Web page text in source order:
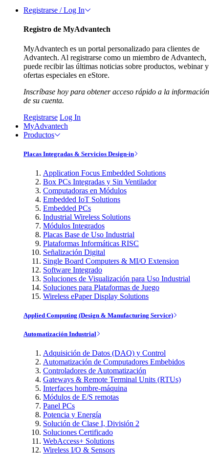
Registrarse / Log In
Registro de MyAdvantech
MyAdvantech es un portal personalizado para clientes de
Advantech. Al registrarse como un miembro de Advantech,
puede recibir las últimas noticias sobre productos, webinar y
ofertas especiales en eStore.
Inscríbase hoy para obtener acceso rápido a la información
de su cuenta.
Registrarse Log In
MyAdvantech
Productos
Placas Integradas & Servicios Design-in
Application Focus Embedded Solutions
Box PCs Integradas y Sin Ventilador
Computadoras en Módulos
Embedded IoT Solutions
Embedded PCs
Industrial Wireless Solutions
Módulos Integrados
Placas Base de Uso Industrial
Plataformas Informáticas RISC
Señalización Digital
Single Board Computers & MI/O Extension
Software Integrado
Soluciones de Visualización para Uso Industrial
Soluciones para Plataformas de Juego
Wireless ePaper Display Solutions
Applied Computing (Design & Manufacturing Service)
Automatización Industrial
Adquisición de Datos (DAQ) y Control
Automatización de Computadores Embebidos
Controladores de Automatización
Gateways & Remote Terminal Units (RTUs)
Interfaces hombre-máquina
Módulos de E/S remotas
Panel PCs
Potencia y Energía
Solución de Clase I, División 2
Soluciones Certificado
WebAccess+ Solutions
Wireless I/O & Sensors